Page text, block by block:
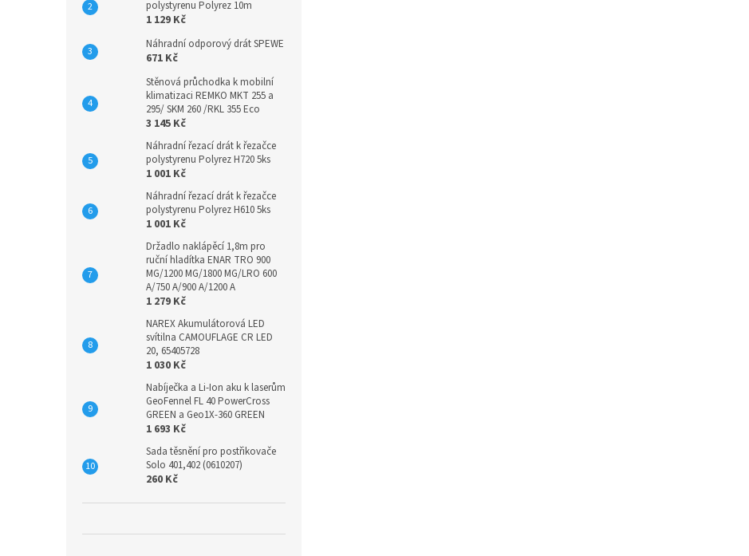
polystyrenu Polyrez 10m
1 129 Kč
Náhradní odporový drát SPEWE
671 Kč
Stěnová průchodka k mobilní
klimatizaci REMKO MKT 255 a
295/ SKM 260 /RKL 355 Eco
3 145 Kč
Náhradní řezací drát k řezačce
polystyrenu Polyrez H720 5ks
1 001 Kč
Náhradní řezací drát k řezačce
polystyrenu Polyrez H610 5ks
1 001 Kč
Držadlo naklápěcí 1,8m pro
ruční hladítka ENAR TRO 900
MG/1200 MG/1800 MG/LRO 600
A/750 A/900 A/1200 A
1 279 Kč
NAREX Akumulátorová LED
svítilna CAMOUFLAGE CR LED
20, 65405728
1 030 Kč
Nabíječka a Li-Ion aku k laserům
GeoFennel FL 40 PowerCross
GREEN a Geo1X-360 GREEN
1 693 Kč
Sada těsnění pro postřikovače
Solo 401,402 (0610207)
260 Kč